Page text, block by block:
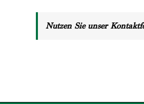
Nutzen Sie unser